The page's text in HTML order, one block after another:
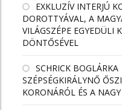
EXKLUZÍV INTERJÚ
DOROTTYÁVAL, A
VILÁGSZÉPE EGYEDÜLI
DÖNTŐSÉVEL
SCHRICK BOGLÁRKA
SZÉPSÉGKIRÁLYNŐ
KORONÁRÓL ÉS A